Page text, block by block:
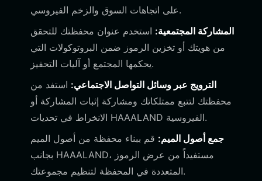
على اتجاهات السوق والزخم الفيروسي.
المشاركة المجتمعية: استخدم عنوان محفظتك للتحقق
من هويتك أو تخزين الرموز ضمن البروتوكولات التي
يحكمها المجتمع أو آليات التحفيز.
الترويج عبر وسائل التواصل الاجتماعي: استفد من
محفظتك لتتبع ممتلكاتك ومشاركة إثبات المشاركة أو
الانخراط في تحديات HAAALAND الفيروسية.
جمع أصول الميم: قم ببناء محفظة من أصول الميم
بجانب HAAALAND، مستفيداً من عرض الرموز
المتعددة في المحفظة لتنظيم مجموعتك.